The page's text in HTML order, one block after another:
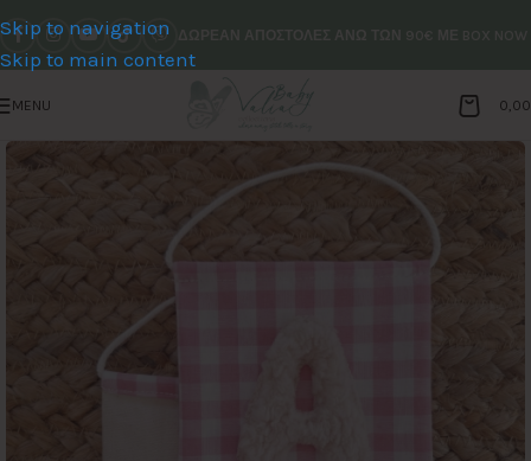
Skip to navigation
Skip to main content
MENU